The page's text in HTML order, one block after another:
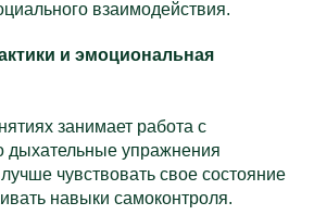
взаимодействия.
и эмоциональная
занимает работа с
упражнения
чувствовать свое состояние
навыки самоконтроля.